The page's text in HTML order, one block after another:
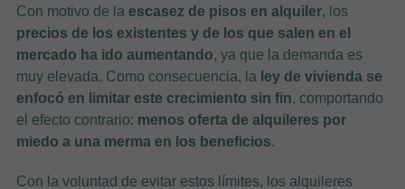
Con motivo de la escasez de pisos en alquiler, los
precios de los existentes y de los que salen en el
mercado ha ido aumentando, ya que la demanda es
muy elevada. Como consecuencia, la ley de vivienda se
enfocó en limitar este crecimiento sin fin, comportando
el efecto contrario: menos oferta de alquileres por
miedo a una merma en los beneficios.
Con la voluntad de evitar estos límites, los alquileres